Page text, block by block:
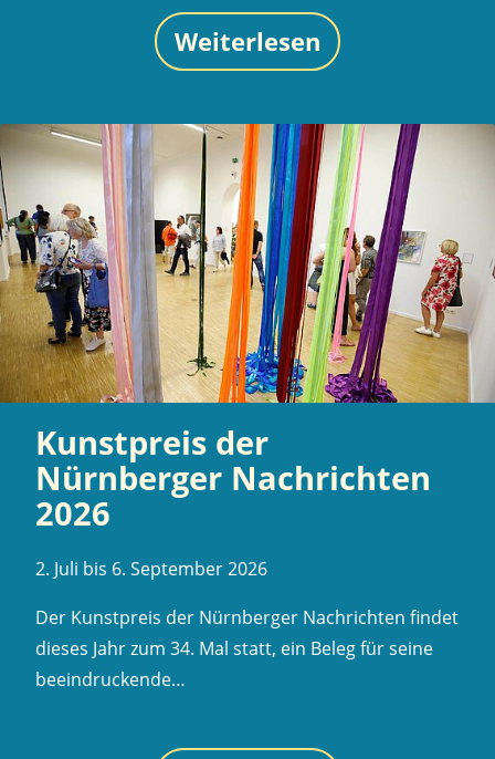
Weiterlesen
Kunstpreis der
Nürnberger Nachrichten
2026
2. Juli bis 6. September 2026
Der Kunstpreis der Nürnberger Nachrichten findet
dieses Jahr zum 34. Mal statt, ein Beleg für seine
beeindruckende…